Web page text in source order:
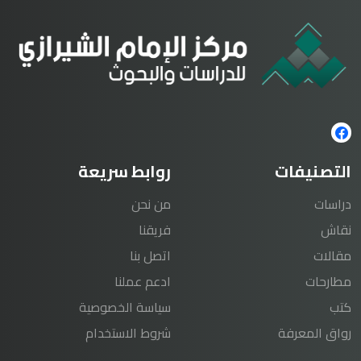
التصنيفات
دراسات
نقاش
مقالات
مطارحات
كتب
رواق المعرفة
روابط سريعة
من نحن
فريقنا
اتصل بنا
ادعم عملنا
سياسة الخصوصية
شروط الاستخدام